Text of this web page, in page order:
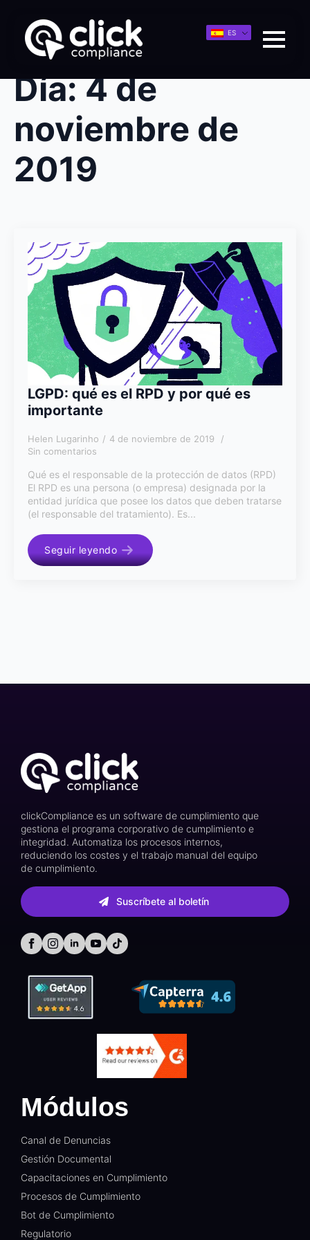
ES
Día:4 de
noviembre de
2019
LGPD: qué es el RPD y por qué es
importante
Helen Lugarinho
4 de noviembre de 2019
Sin comentarios
Qué es el responsable de la protección de datos (RPD)
El RPD es una persona (o empresa) designada por la
entidad jurídica que posee los datos que deben tratarse
(el responsable del tratamiento). Es...
Seguir leyendo
clickCompliance es un software de cumplimiento que
gestiona el programa corporativo de cumplimiento e
integridad. Automatiza los procesos internos,
reduciendo los costes y el trabajo manual del equipo
de cumplimiento.
Suscríbete al boletín
Módulos
Canal de Denuncias
Gestión Documental​
Capacitaciones en Cumplimiento​
Procesos de Cumplimiento​
Bot de Cumplimiento​
Regulatorio​